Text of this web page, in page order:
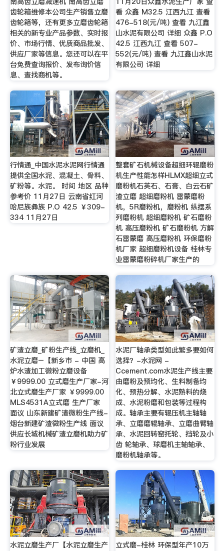
齿轮箱维修本公司生产销售立磨
齿轮箱等，还有更多立磨齿轮箱
相关的新专业产品参数、实时报
价、市场行情、优质商品批发、
供应厂家等信息。您还可以在平
台免费查询报价、发布询价信
息、查找商机等。
看 众鑫 M32.5 江西九江 查看
476-518(元/吨) 查看 九江鑫
山水泥有限公司 详细 众鑫 P.O
42.5 江西九江 查看 507-
552(元/吨) 查看 九江鑫山水泥
有限公司 详细
行情通_中国水泥水泥网行情通
提供全国水泥、混凝土、骨料、
矿粉等。水泥。 时间 地区 品种
参考价 11月27日 云南省红河
哈尼族彝族 P.O 42.5 ￥309-
334 11月27日
整套矿石机械设备超细环辊磨粉
机生产性能怎样HLMX超细立式
磨粉机石英石、石膏、白云石矿
渣立磨 超细磨粉机 雷蒙磨粉
机，5R磨粉机，磨粉机 纵摆系
列磨粉机 超细磨粉机 矿石磨粉
机 高压磨粉机 矿石磨粉机 方解
石雷蒙磨 高压磨粉机 环保磨粉
机厂家 超细磨粉机设备 桂林专
业雷蒙磨粉碎机厂家生产的
矿渣立磨_矿粉生产线_立磨机_
水泥立磨–【新乡市 - 中国 高
炉水渣加工微粉立磨设备
￥9999.00 立式磨生产厂家-河
北立式磨生产厂家 ￥9999.00
MLS4531A立式磨 生产厂家
面议 山东新建矿渣微粉生产线-
烟台新建矿渣微粉生产线 面议
供应长城机械矿渣立磨机助力矿
粉行业发展
水泥厂轴承类型如此繁多要如何
选择？-水泥网 -
Ccement.com水泥生产线主要
由磨粉及预均化、生料制备均
化、预热分解、水泥熟料的烧
成、水泥粉磨和包装等过程构
成。轴承主要有辊压机主轴轴
承、立磨磨辊轴承、立磨曲臂轴
承、水泥回转窑托轮、挡轮及小
齿 轮轴承、球磨机主轴轴承、
磨粉机轴承等。
水泥立磨生产厂【水泥立磨生产
立式磨-桂林 环保型年产10万